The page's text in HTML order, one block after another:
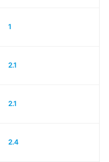
1
2.1
2.1
2.4